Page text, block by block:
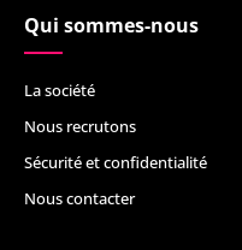
Qui sommes-nous
La société
Nous recrutons
Sécurité et confidentialité
Nous contacter